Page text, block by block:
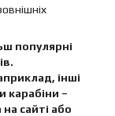
популярні
інші
карабіни –
сайті або